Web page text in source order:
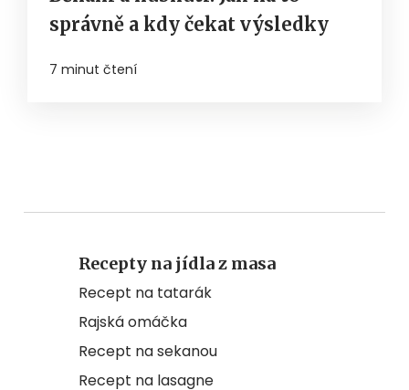
správně a kdy čekat výsledky
7 minut čtení
Recepty na jídla z masa
Recept na tatarák
Rajská omáčka
Recept na sekanou
Recept na lasagne